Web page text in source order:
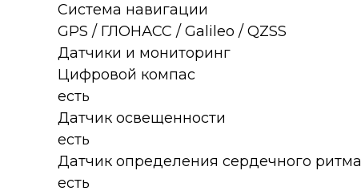
Система навигации
GPS / ГЛОНАСС / Galileo / QZSS
Датчики и мониторинг
Цифровой компас
есть
Датчик освещенности
есть
Датчик определения сердечного ритма
есть